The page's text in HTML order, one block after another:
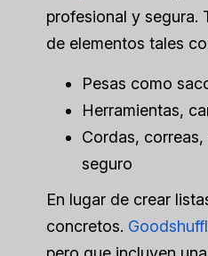
profesional y segura.
de elementos tales
Pesas como
Herramientas,
Cordas,
seguro
En lugar de crear
concretos.